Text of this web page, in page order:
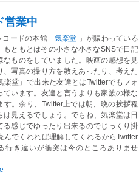
営業中
ードの本館「 気楽堂 」が賑わっている
もともとはその小さな小さなSNSで日記
なものをしていました。映画の感想を見
、写真の撮り方を教えあったり、考えた
楽堂」で出来た友達とはTwitterでもフォ
ています。友達と言うよりも家族の様な
す。余り、Twitter上では朝、晩の挨拶程
は見えるでしょう。でもね、気楽堂は日
る感じでゆったり出来るのでじっくり掛
んでくれれば理解してくれるからTwitter
行き違いが衝突は今のところありませ